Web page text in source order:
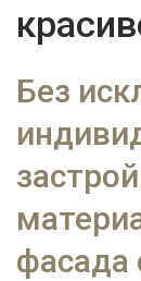
Без
фасада